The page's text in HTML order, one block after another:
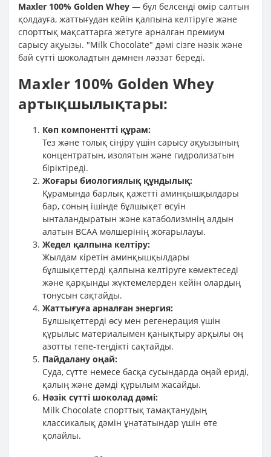
Maxler 100% Golden Whey — бұл белсенді өмір салтын
қолдауға, жаттығудан кейін қалпына келтіруге және
спорттық мақсаттарға жетуге арналған премиум
сарысу ақуызы. "Milk Chocolate" дәмі сізге нәзік және
бай сүтті шоколадтын дәмнен ләззат береді.
Maxler 100% Golden Whey
артықшылықтары:
Көп компонентті құрам:
Тез және толық сіңіру үшін сарысу ақуызының
концентратын, изолятын және гидролизатын
біріктіреді.
Жоғары биологиялық құндылық:
Құрамында барлық қажетті аминқышқылдары
бар, соның ішінде бұлшықет өсуін
ынталандыратын және катаболизмнің алдын
алатын BCAA мөлшерінің жоғарылауы.
Жедел қалпына келтіру:
Жылдам кіретін аминқышқылдары
бұлшықеттерді қалпына келтіруге көмектеседі
және қарқынды жүктемелерден кейін олардың
тонусын сақтайды.
Жаттығуға арналған энергия:
Бұлшықеттерді өсу мен регенерация үшін
құрылыс материалымен қанықтыру арқылы оң
азотты тепе-теңдікті сақтайды.
Пайдалану оңай:
Суда, сүтте немесе басқа сусындарда оңай ериді,
қалың және дәмді құрылым жасайды.
Нәзік сүтті шоколад дәмі:
Milk Chocolate спорттық тамақтанудың
классикалық дәмін ұнататындар үшін өте
қолайлы.